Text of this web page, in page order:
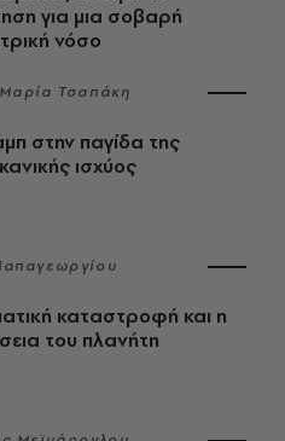
για μια σοβαρή
νόσο
Τσαπάκη
στην παγίδα της
ισχύος
καταστροφή και η
του πλανήτη